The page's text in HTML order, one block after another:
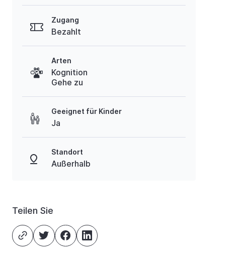
Zugang
Bezahlt
Arten
Kognition
Gehe zu
Geeignet für Kinder
Ja
Standort
Außerhalb
Teilen Sie